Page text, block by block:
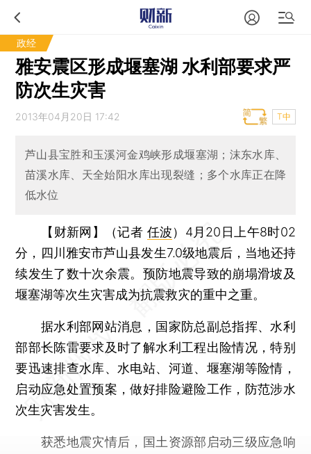
政经
雅安震区形成堰塞湖 水利部要求严
防次生灾害
2013年04月20日 17:42 T中
芦山县宝胜和玉溪河金鸡峡形成堰塞湖；沫东水库、
苗溪水库、天全始阳水库出现裂缝；多个水库正在降
低水位
【财新网】（记者 任波） 4月20日上午8时02
分，四川雅安市芦山县发生7.0级地震后，当地还持
续发生了数十次余震。预防地震导致的崩塌滑坡及
堰塞湖等次生灾害成为抗震救灾的重中之重。
据水利部网站消息，国家防总副总指挥、水利
部部长陈雷要求及时了解水利工程出险情况，特别
要迅速排查水库、水电站、河道、堰塞湖等险情，
启动应急处置预案，做好排险避险工作，防范涉水
次生灾害发生。
获悉地震灾情后，国土资源部启动三级应急响